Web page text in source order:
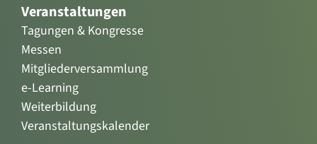
Veranstaltungen
Tagungen & Kongresse
Messen
Mitgliederversammlung
e-Learning
Weiterbildung
Veranstaltungskalender